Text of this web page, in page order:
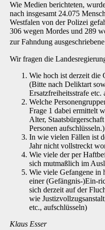
Wie Medien berichteten,
nach insgesamt 24.075
Westfalen von der Polizei
306 wegen Mordes und 289
zur Fahndung
Wir fragen die
Wie hoch ist derzeit die
(Bitte nach Deliktart
Ersatzfreiheitsstrafe etc.
Welche
Frage 1 dabei ermittelt
Alter,
Personen aufschlüsseln.)
In wie vielen Fällen ist
Jahr nicht vollstreckt
Wie viele der per
sich mutmaßlich im
Wie viele Gefangene in
einer (Gefängnis-)Ein-
sich derzeit auf der
wie
etc., aufschlüsseln)
Klaus Esser